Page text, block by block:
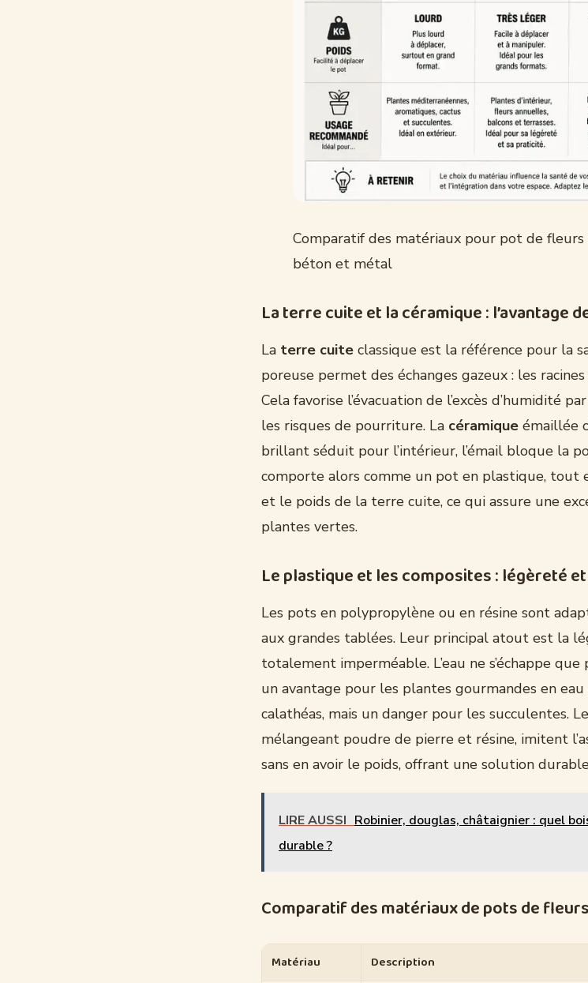
Comparatif des matériaux pour pot de
béton et métal
La terre cuite et la céramique : l’avantage
La terre cuite classique est la référence pour la
poreuse permet des échanges gazeux : les
Cela favorise l’évacuation de l’excès d’humidité
les risques de pourriture. La céramique émaillée
brillant séduit pour l’intérieur, l’émail bloque la
comporte alors comme un pot en plastique, tout
et le poids de la terre cuite, ce qui assure une
plantes vertes.
Le plastique et les composites : légèreté
Les pots en polypropylène ou en résine sont
aux grandes tablées. Leur principal atout est la
totalement imperméable. L’eau ne s’échappe
un avantage pour les plantes gourmandes en
calathéas, mais un danger pour les succulentes.
mélangeant poudre de pierre et résine, imitent
sans en avoir le poids, offrant une solution
LIRE AUSSI Robinier, douglas, châtaignier : quel
durable ?
Comparatif des matériaux de pots de fleurs
Matériau Description